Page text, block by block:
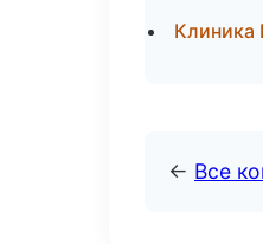
Клиника
← Все